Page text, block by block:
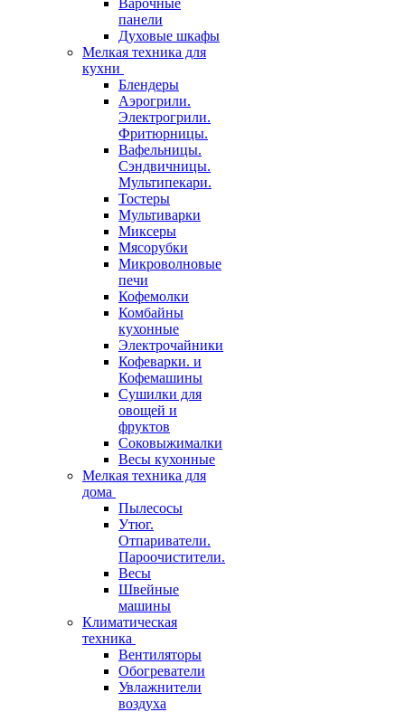
Варочные
панели
Духовые шкафы
Мелкая техника для
кухни
Блендеры
Аэрогрили.
Электрогрили.
Фритюрницы.
Вафельницы.
Сэндвичницы.
Мультипекари.
Тостеры
Мультиварки
Миксеры
Мясорубки
Микроволновые
печи
Кофемолки
Комбайны
кухонные
Электрочайники
Кофеварки. и
Кофемашины
Сушилки для
овощей и
фруктов
Соковыжималки
Весы кухонные
Мелкая техника для
дома
Пылесосы
Утюг.
Отпариватели.
Пароочистители.
Весы
Швейные
машины
Климатическая
техника
Вентиляторы
Обогреватели
Увлажнители
воздуха